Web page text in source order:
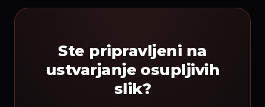
Ste pripravljeni na
ustvarjanje osupljivih
slik?